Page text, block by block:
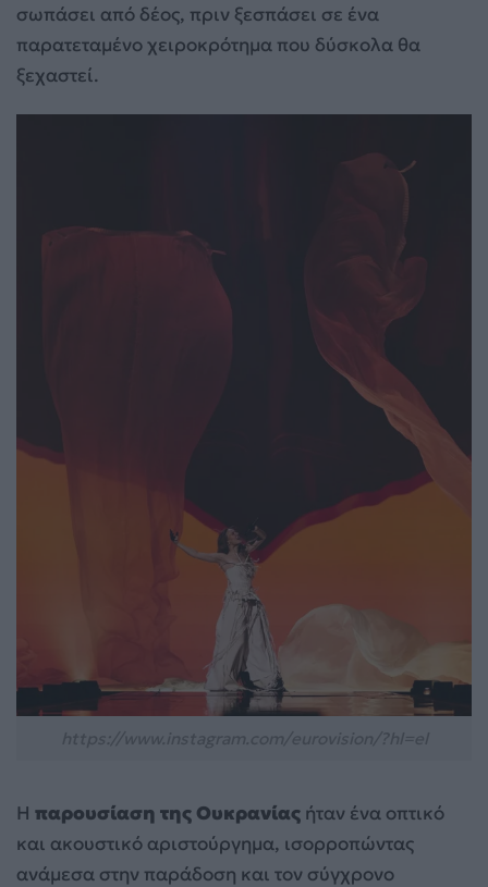
σωπάσει από δέος, πριν ξεσπάσει σε ένα
παρατεταμένο χειροκρότημα που δύσκολα θα
ξεχαστεί.
Η παρουσίαση της Ουκρανίας ήταν ένα οπτικό
και ακουστικό αριστούργημα, ισορροπώντας
ανάμεσα στην παράδοση και τον σύγχρονο